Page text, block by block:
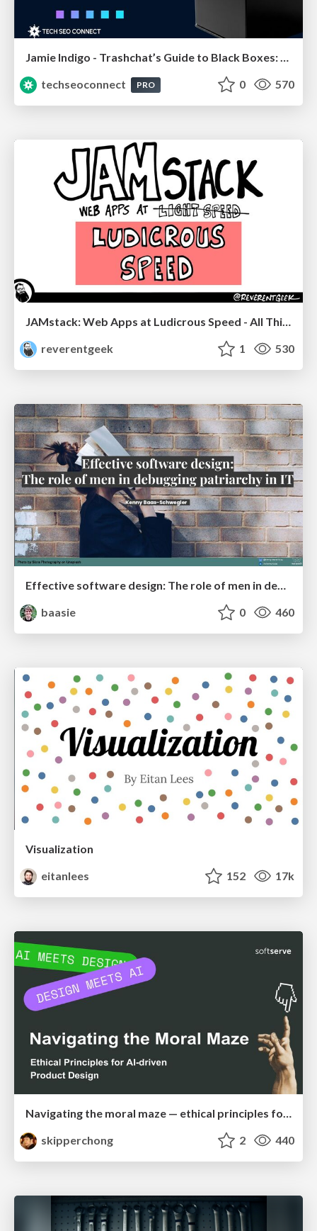
Jamie Indigo - Trashchat’s Guide to Black Boxes: Technical SEO Tactics for LLMs
techseoconnect
PRO 0 570
reverentgeek
1 530
Effective software design: The role of men in debugging patriarchy in IT @ Voxxed Days AMS
baasie
0 460
Visualization
eitanlees
152 17k
Navigating the moral maze — ethical principles for Al-driven product design
skipperchong
2 440